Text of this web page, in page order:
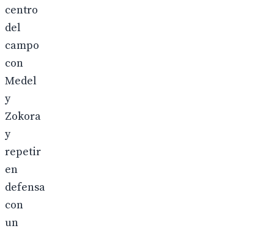
centro
del
campo
con
Medel
y
Zokora
y
repetir
en
defensa
con
un